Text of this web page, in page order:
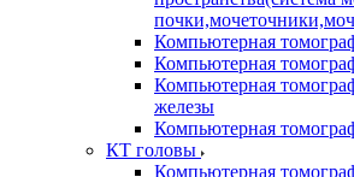
Компьютерная
Компьютерная
Компьютерная
железы
Компьютерная
КТ головы
Компьютерная